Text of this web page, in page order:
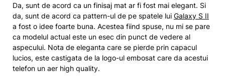
Da, sunt de acord ca un finisaj mat ar fi fost mai elegant. Si
da, sunt de acord ca pattern-ul de pe spatele lui Galaxy S II
a fost o idee foarte buna. Acestea fiind spuse, nu mi se pare
ca modelul actual este un esec din punct de vedere al
aspecului. Nota de eleganta care se pierde prin capacul
lucios, este castigata de la logo-ul embosat care da acestui
telefon un aer high quality.